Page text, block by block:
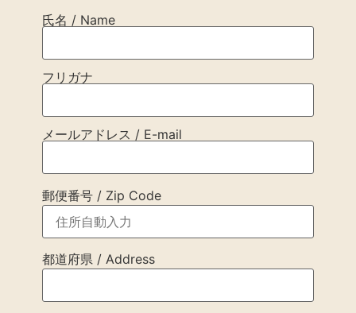
氏名 / Name
フリガナ
メールアドレス / E-mail
郵便番号 / Zip Code
都道府県 / Address